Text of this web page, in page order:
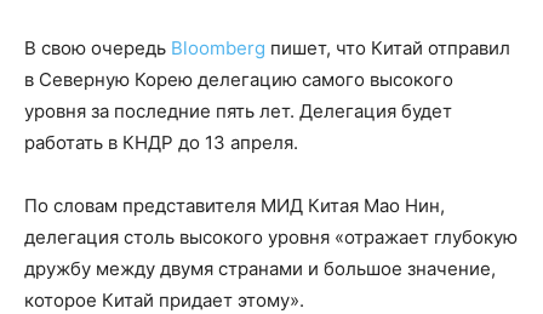
В свою очередь Bloomberg пишет, что Китай отправил
в Северную Корею делегацию самого высокого
уровня за последние пять лет. Делегация будет
работать в КНДР до 13 апреля.
По словам представителя МИД Китая Мао Нин,
делегация столь высокого уровня «отражает глубокую
дружбу между двумя странами и большое значение,
которое Китай придает этому».